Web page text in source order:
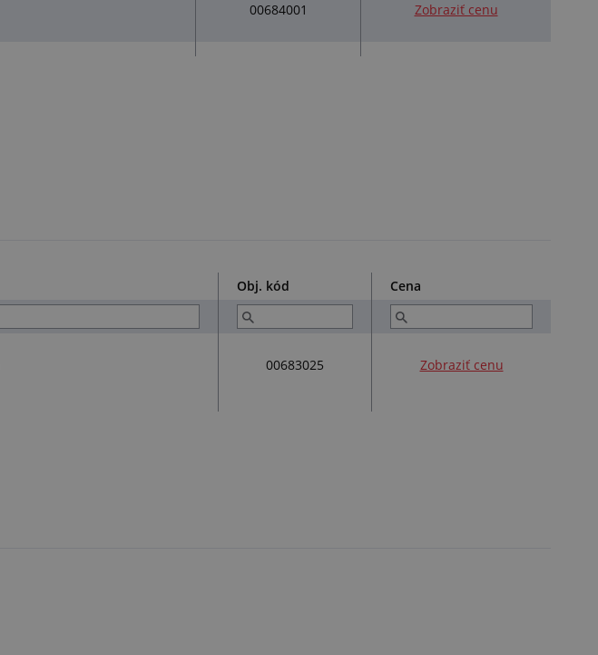
00684001 Zobraziť cenu
Obj. kód Cena
00683025 Zobraziť cenu